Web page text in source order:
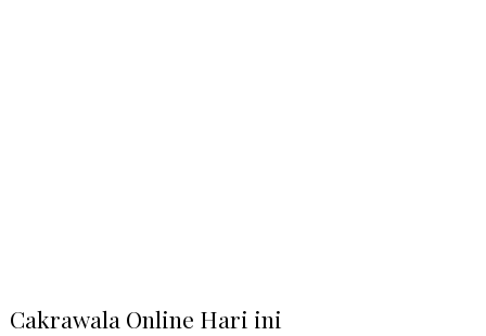
Cakrawala Online Hari ini